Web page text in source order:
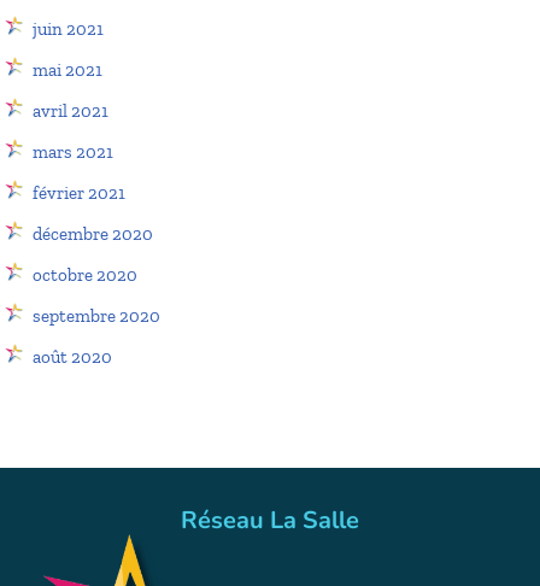
juin 2021
mai 2021
avril 2021
mars 2021
février 2021
décembre 2020
octobre 2020
septembre 2020
août 2020
Réseau La Salle